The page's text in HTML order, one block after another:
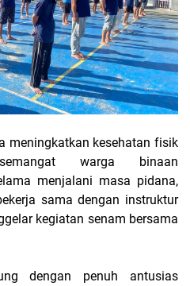
meningkatkan kesehatan fisik
warga binaan
menjalani masa pidana,
sama dengan instruktur
kegiatan senam bersama
dengan penuh antusias